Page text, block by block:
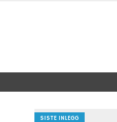
SISTE INLEGG